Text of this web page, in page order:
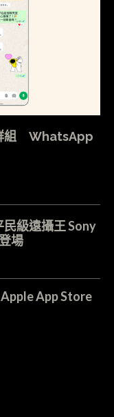
組 WhatsApp
級遠攝王 Sony
場
App Store